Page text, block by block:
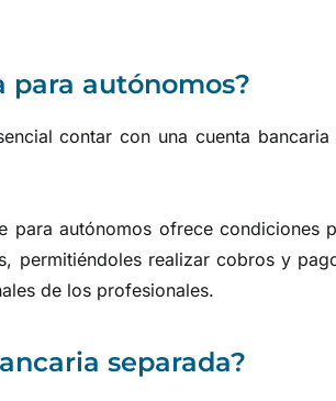
para autónomos?
contar con una cuenta
para autónomos ofrece condiciones
permitiéndoles realizar cobros y
de los profesionales.
separada?